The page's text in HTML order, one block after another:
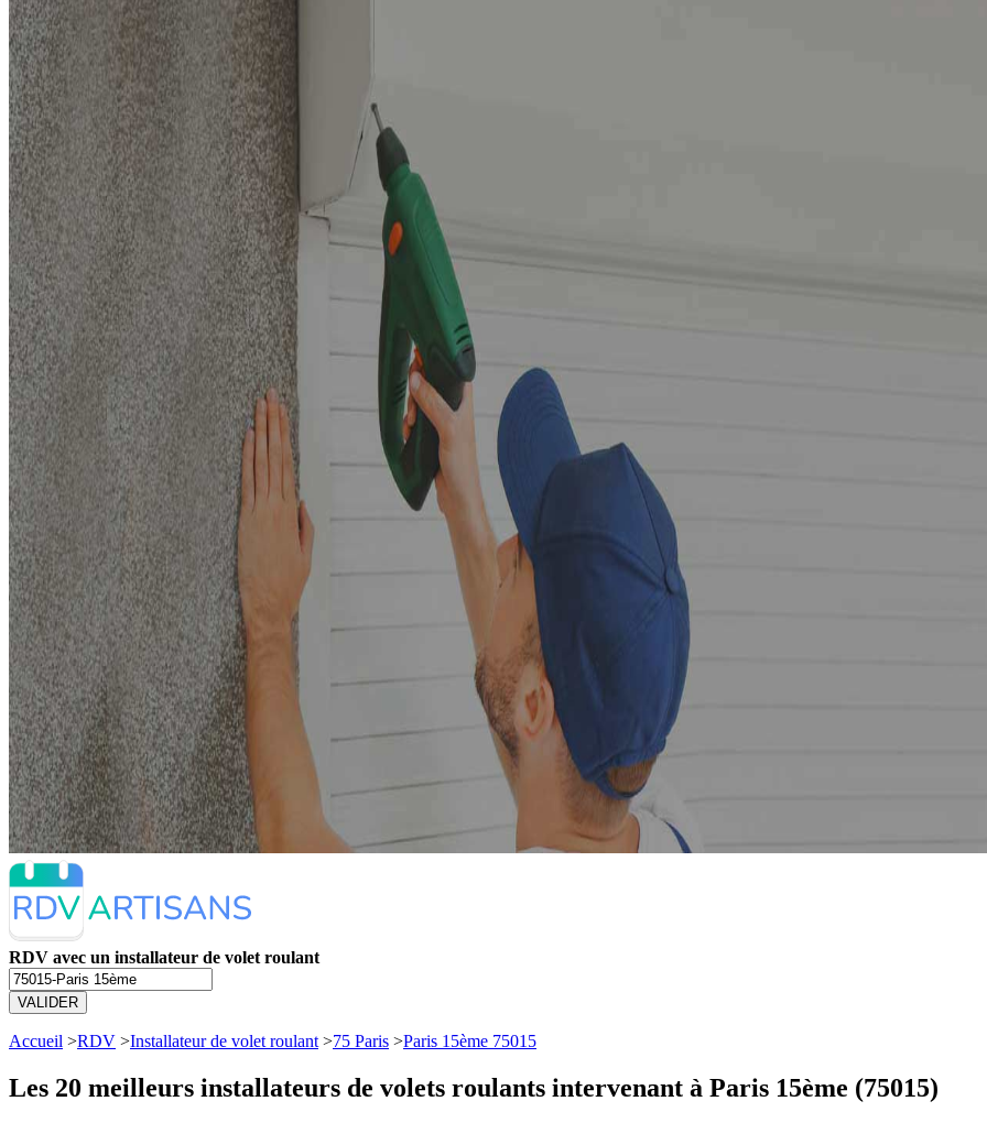
RDV avec un installateur de volet roulant
VALIDER
Accueil >RDV >Installateur de volet roulant >75 Paris >Paris 15ème 75015
Les 20 meilleurs installateurs de volets roulants intervenant à Paris 15ème (75015)